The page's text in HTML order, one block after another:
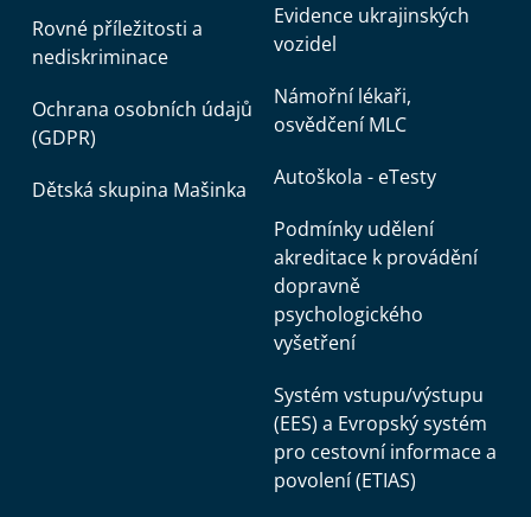
Rovné příležitosti a
nediskriminace
Ochrana osobních údajů
(GDPR)
Dětská skupina Mašinka
Evidence ukrajinských
vozidel
Námořní lékaři,
osvědčení MLC
Autoškola - eTesty
Podmínky udělení
akreditace k provádění
dopravně
psychologického
vyšetření
Systém vstupu/výstupu
(EES) a Evropský systém
pro cestovní informace a
povolení (ETIAS)